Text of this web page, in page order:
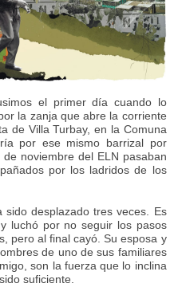
el primer día cuando lo
la zanja que abre la corriente
de Villa Turbay, en la Comuna
por ese mismo barrizal por
noviembre del ELN pasaban
por los ladridos de los
sido desplazado tres veces. Es
luchó por no seguir los pasos
pero al final cayó. Su esposa y
de uno de sus familiares
son la fuerza que lo inclina
suficiente.